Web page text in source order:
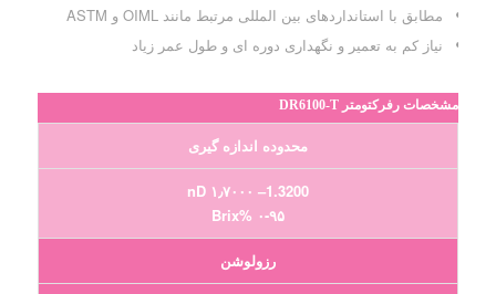
مطابق با استانداردهای بین المللی مرتبط مانند OIML و ASTM
نیاز کم به تعمیر و نگهداری دوره ای و طول عمر زیاد
مشخصات رفرکتومتر DR6100-T
محدوده اندازه گیری
1.3200– ۱٫۷۰۰۰ nD
۰-۹۵ %Brix
رزولوشن